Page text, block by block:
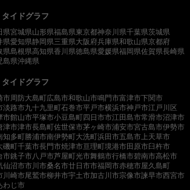
イドグラフ
県宮城県山形県福島県東京都神奈川県千葉県茨城県
県愛知県静岡県三重県大阪府兵庫県和歌山県京都府
県島根県高知県香川県徳島県愛媛県福岡県佐賀県長崎県
島県沖縄県
イドグラフ
市周防大島町広島市和歌山市鳴門市富津市下関市
淡路市九十九里町石巻市平戸市横浜市神戸市江戸川区
市館山市平塚市小豆島町四日市市江田島市常滑市沼津市
津市津市長島町佐世保市茅ヶ崎市浦安市宮古島市伊勢市
知多町勝浦市南伊勢町大洗町浜田市五島市 上天草市
磯町千葉市長門市焼津市亘理町境港市田原市臼杵市
市銚子市八戸市芦屋町光市舞鶴市行橋市碧南市高松市
仙沼市市川市桑名市廿日市市福岡市赤穂市屋久島町
川崎市尾鷲市柳井市宇土市加古川市宗像市諫早市西宮市
わじ市